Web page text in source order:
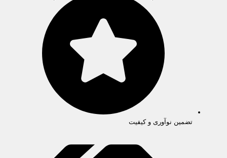
تضمین نوآوری و کیفیت